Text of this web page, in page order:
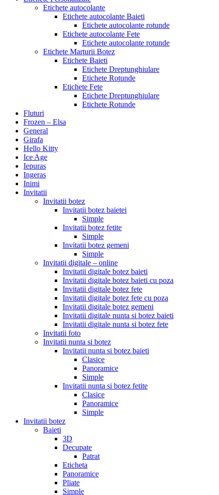
Etichete autocolante
Etichete autocolante Baieti
Etichete autocolante rotunde
Etichete autocolante Fete
Etichete autocolante rotunde
Etichete Marturii Botez
Etichete Baieti
Etichete Dreptunghiulare
Etichete Rotunde
Etichete Fete
Etichete Dreptunghiulare
Etichete Rotunde
Fluturi
Frozen – Elsa
General
Girafa
Hello Kitty
Ice Age
Iepuras
Ingeras
Inimi
Invitatii
Invitatii botez
Invitatii botez baietei
Simple
Invitatii botez fetite
Simple
Invitatii botez gemeni
Simple
Invitatii digitale – online
Invitatii digitale botez baieti
Invitatii digitale botez baieti cu poza
Invitatii digitale botez fete
Invitatii digitale botez fete cu poza
Invitatii digitale botez gemeni
Invitatii digitale nunta si botez baieti
Invitatii digitale nunta si botez fete
Invitatii foto
Invitatii nunta si botez
Invitatii nunta si botez baieti
Clasice
Panoramice
Simple
Invitatii nunta si botez fetite
Clasice
Panoramice
Simple
Invitatii botez
Baieti
3D
Decupate
Patrat
Eticheta
Panoramice
Pliate
Simple